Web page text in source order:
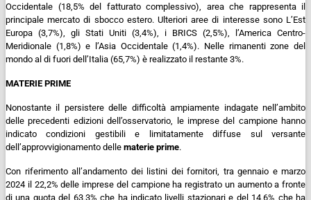
Occidentale (18,5% del fatturato complessivo), area che rappresenta il
principale mercato di sbocco estero. Ulteriori aree di interesse sono L’Est
Europa (3,7%), gli Stati Uniti (3,4%), i BRICS (2,5%), l’America Centro-
Meridionale (1,8%) e l’Asia Occidentale (1,4%). Nelle rimanenti zone del
mondo al di fuori dell’Italia (65,7%) è realizzato il restante 3%.
MATERIE PRIME
Nonostante il persistere delle difficoltà ampiamente indagate nell’ambito
delle precedenti edizioni dell’osservatorio, le imprese del campione hanno
indicato condizioni gestibili e limitatamente diffuse sul versante
dell’approvvigionamento delle materie prime.
Con riferimento all’andamento dei listini dei fornitori, tra gennaio e marzo
2024 il 22,2% delle imprese del campione ha registrato un aumento a fronte
di una quota del 63,3% che ha indicato livelli stazionari e del 14,6% che ha